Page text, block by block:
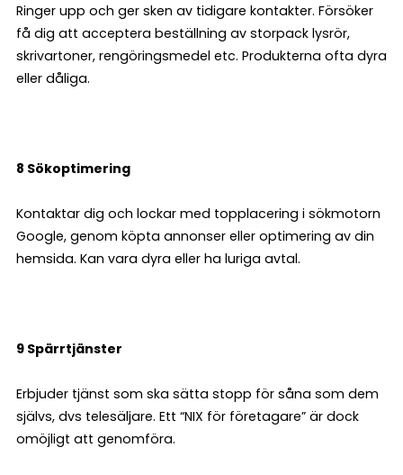
Ringer upp och ger sken av tidigare kontakter. Försöker
få dig att acceptera beställning av storpack lysrör,
skrivartoner, rengöringsmedel etc. Produkterna ofta dyra
eller dåliga.
8 Sökoptimering
Kontaktar dig och lockar med topplacering i sökmotorn
Google, genom köpta annonser eller optimering av din
hemsida. Kan vara dyra eller ha luriga avtal.
9 Spärrtjänster
Erbjuder tjänst som ska sätta stopp för såna som dem
självs, dvs telesäljare. Ett “NIX för företagare” är dock
omöjligt att genomföra.